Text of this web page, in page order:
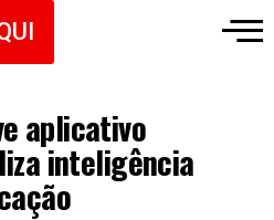
aplicativo
inteligência